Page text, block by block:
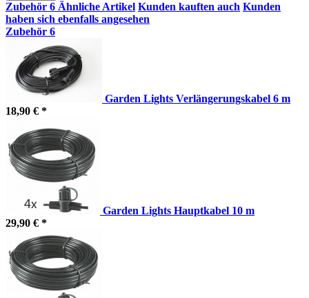
Zubehör 6 Ähnliche Artikel Kunden kauften auch Kunden
haben sich ebenfalls angesehen
Zubehör 6
Garden Lights Verlängerungskabel 6 m
18,90 € *
Garden Lights Hauptkabel 10 m
29,90 € *